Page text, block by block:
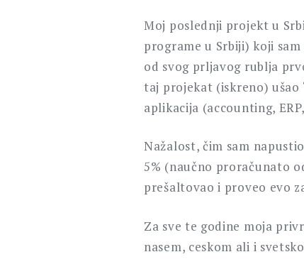
Moj poslednji projekt u
programe u Srbiji) koji
od svog prljavog rublja
taj projekat (iskreno) ušao
aplikacija (accounting,
Nažalost, čim sam
5% (naučno proračunato
prešaltovao i proveo evo
Za sve te godine moja
nasem, ceskom ali i